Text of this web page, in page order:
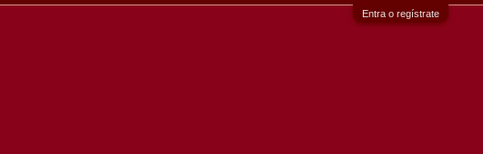
Entra o regístrate